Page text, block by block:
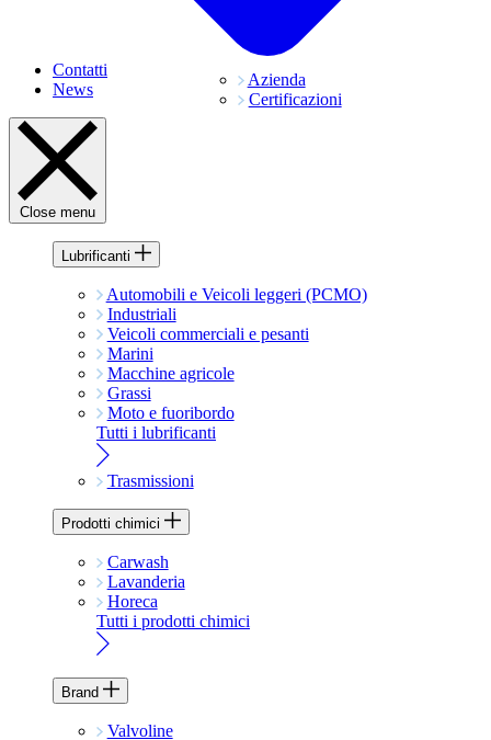
Azienda
Certificazioni
Contatti
News
Close menu
Lubrificanti
Automobili e Veicoli leggeri (PCMO)
Industriali
Veicoli commerciali e pesanti
Marini
Macchine agricole
Grassi
Moto e fuoribordo
Tutti i lubrificanti
Trasmissioni
Prodotti chimici
Carwash
Lavanderia
Horeca
Tutti i prodotti chimici
Brand
Valvoline